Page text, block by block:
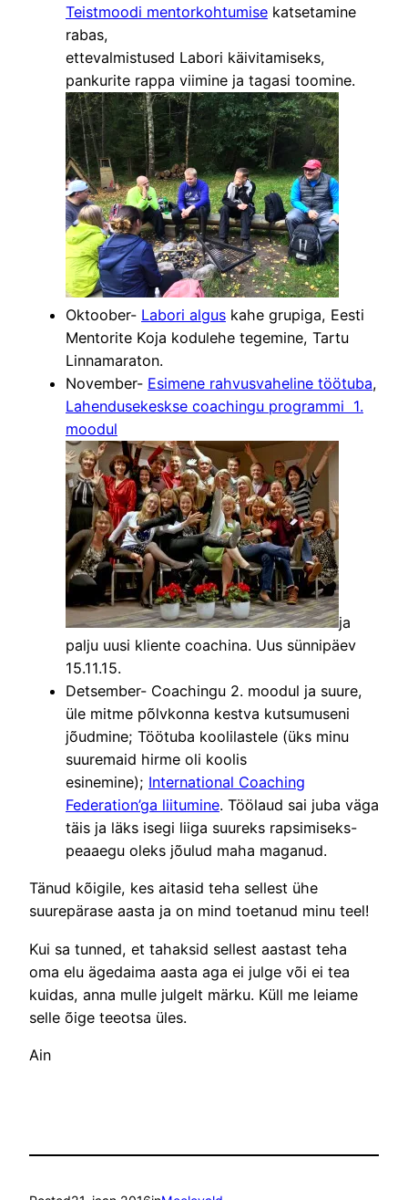
Teistmoodi mentorkohtumise katsetamine
rabas,
ettevalmistused Labori käivitamiseks,
pankurite rappa viimine ja tagasi toomine.
Oktoober- Labori algus kahe grupiga, Eesti
Mentorite Koja kodulehe tegemine, Tartu
Linnamaraton.
November- Esimene rahvusvaheline töötuba,
Lahendusekeskse coachingu programmi 1.
moodul
ja
palju uusi kliente coachina. Uus sünnipäev
15.11.15.
Detsember- Coachingu 2. moodul ja suure,
üle mitme põlvkonna kestva kutsumuseni
jõudmine; Töötuba koolilastele (üks minu
suuremaid hirme oli koolis
esinemine); International Coaching
Federation’ga liitumine. Töölaud sai juba väga
täis ja läks isegi liiga suureks rapsimiseks-
peaaegu oleks jõulud maha maganud.
Tänud kõigile, kes aitasid teha sellest ühe
suurepärase aasta ja on mind toetanud minu teel!
Kui sa tunned, et tahaksid sellest aastast teha
oma elu ägedaima aasta aga ei julge või ei tea
kuidas, anna mulle julgelt märku. Küll me leiame
selle õige teeotsa üles.
Ain